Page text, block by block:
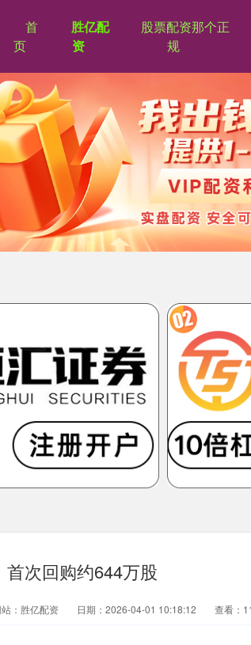
首
页
胜亿配
资
股票配资那个正
规
次回购约644万股
站：胜亿配资 日期：2026-04-01 10:18:12 查看：